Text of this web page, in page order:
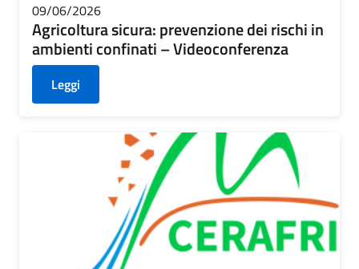
09/06/2026
Agricoltura sicura: prevenzione dei rischi in
ambienti confinati – Videoconferenza
Leggi